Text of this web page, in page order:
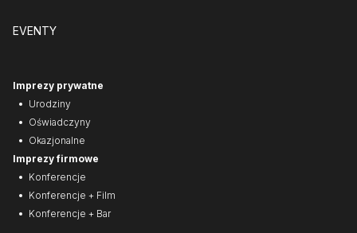
EVENTY
Imprezy prywatne
Urodziny
Oświadczyny
Okazjonalne
Imprezy firmowe
Konferencje
Konferencje + Film
Konferencje + Bar